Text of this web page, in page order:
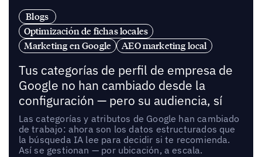
Blogs
Optimización de fichas locales
Marketing en Google
AEO marketing local
Tus categorías de perfil de empresa de
Google no han cambiado desde la
configuración — pero su audiencia, sí
Las categorías y atributos de Google han cambiado
de trabajo: ahora son los datos estructurados que
la búsqueda IA lee para decidir si te recomienda.
Así se gestionan — por ubicación, a escala.